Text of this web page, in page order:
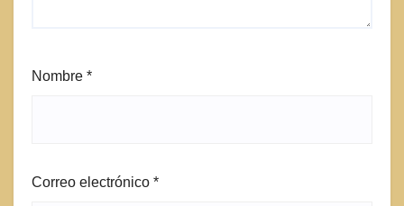
Nombre *
Correo electrónico *